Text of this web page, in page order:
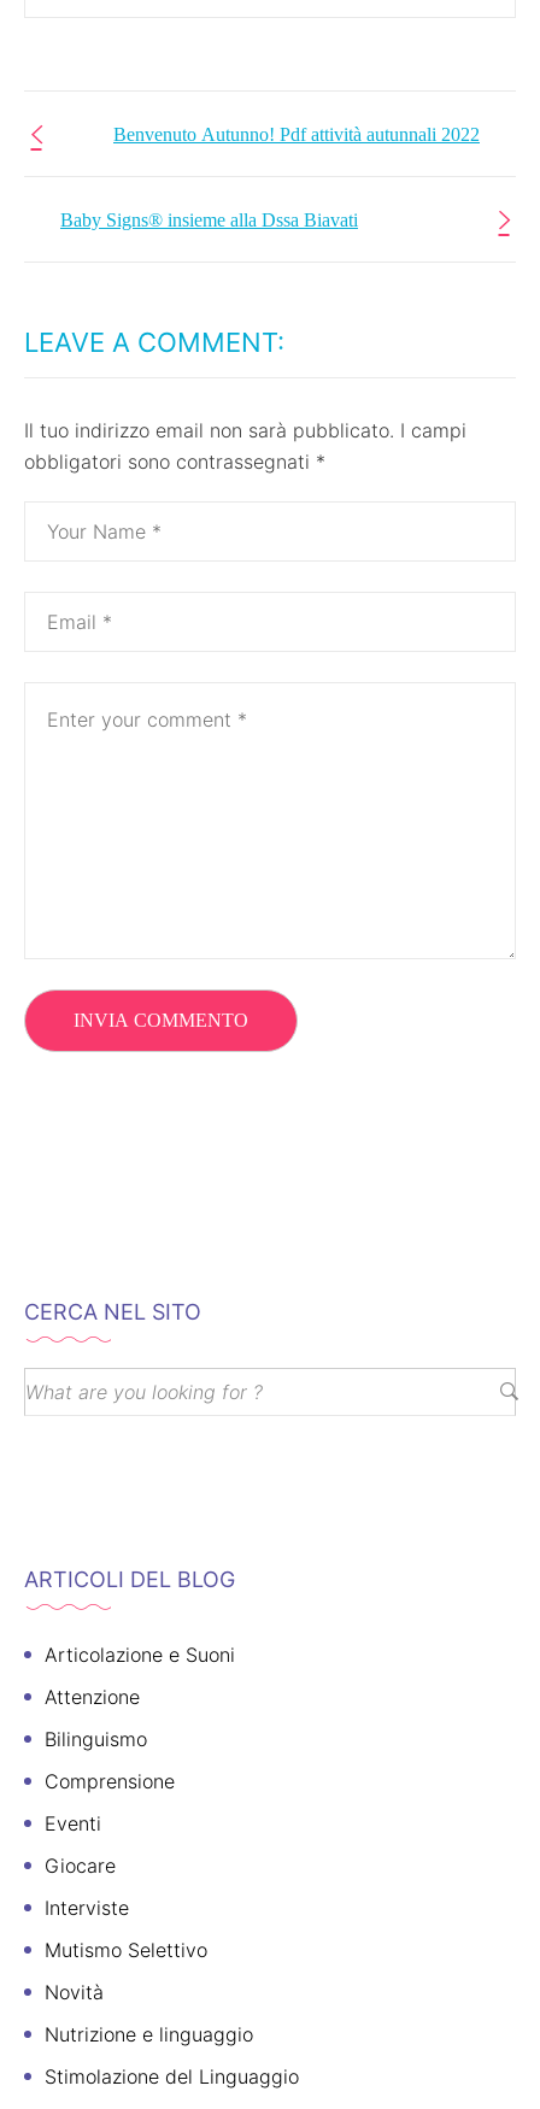
Baby Signs® insieme alla Dssa Biavati
Benvenuto Autunno! Pdf attività autunnali 2022
LEAVE A COMMENT:
Il tuo indirizzo email non sarà pubblicato. I campi
obbligatori sono contrassegnati *
CERCA NEL SITO
ARTICOLI DEL BLOG
Articolazione e Suoni
Attenzione
Bilinguismo
Comprensione
Eventi
Giocare
Interviste
Mutismo Selettivo
Novità
Nutrizione e linguaggio
Stimolazione del Linguaggio